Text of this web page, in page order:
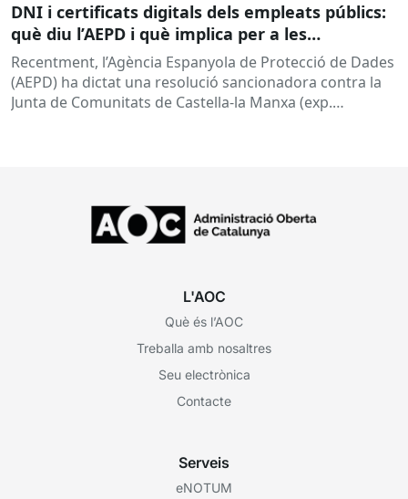
DNI i certificats digitals dels empleats públics:
què diu l’AEPD i què implica per a les
administracions?
Recentment, l’Agència Espanyola de Protecció de Dades
(AEPD) ha dictat una resolució sancionadora contra la
Junta de Comunitats de Castella-la Manxa (exp.
L'AOC
Què és l’AOC
Treballa amb nosaltres
Seu electrònica
Contacte
Serveis
eNOTUM